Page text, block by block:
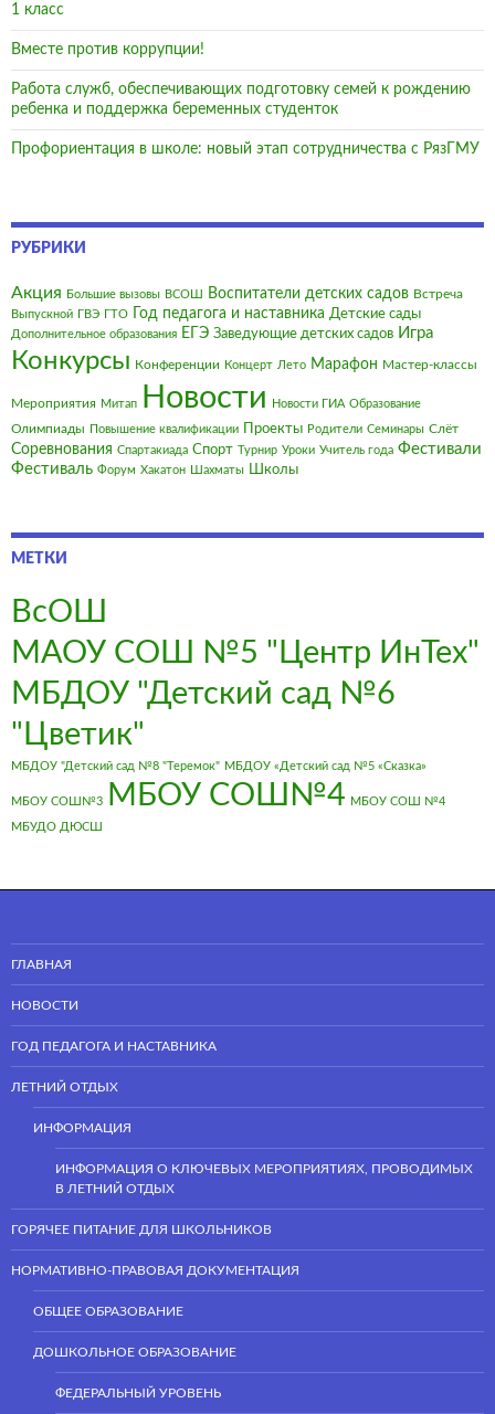
1 класс
Вместе против коррупции!
Работа служб, обеспечивающих подготовку семей к рождению
ребенка и поддержка беременных студенток
Профориентация в школе: новый этап сотрудничества с РязГМУ
РУБРИКИ
Акция Большие вызовы ВСОШ Воспитатели детских садов Встреча
Выпускной ГВЭ ГТО Год педагога и наставника Детские сады
Дополнительное образования ЕГЭ Заведующие детских садов Игра
Конкурсы Конференции Концерт Лето Марафон Мастер-классы
Мероприятия Митап Новости Новости ГИА Образование
Олимпиады Повышение квалификации Проекты Родители Семинары Слёт
Соревнования Спартакиада Спорт Турнир Уроки Учитель года Фестивали
Фестиваль Форум Хакатон Шахматы Школы
МЕТКИ
ВсОШ
МАОУ СОШ №5 "Центр ИнТех"
МБДОУ "Детский сад №6
"Цветик"
МБДОУ "Детский сад №8 "Теремок" МБДОУ «Детский сад №5 «Сказка»
МБОУ СОШ№3 МБОУ СОШ№4 МБОУ СОШ №4
МБУДО ДЮСШ
ГЛАВНАЯ
НОВОСТИ
ГОД ПЕДАГОГА И НАСТАВНИКА
ЛЕТНИЙ ОТДЫХ
ИНФОРМАЦИЯ
ИНФОРМАЦИЯ О КЛЮЧЕВЫХ МЕРОПРИЯТИЯХ, ПРОВОДИМЫХ
В ЛЕТНИЙ ОТДЫХ
ГОРЯЧЕЕ ПИТАНИЕ ДЛЯ ШКОЛЬНИКОВ
НОРМАТИВНО-ПРАВОВАЯ ДОКУМЕНТАЦИЯ
ОБЩЕЕ ОБРАЗОВАНИЕ
ДОШКОЛЬНОЕ ОБРАЗОВАНИЕ
ФЕДЕРАЛЬНЫЙ УРОВЕНЬ